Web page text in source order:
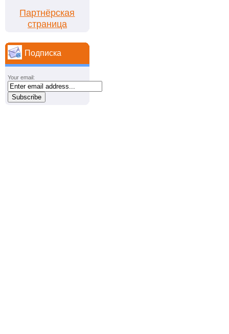
Партнёрская
страница
Подписка
Your email: